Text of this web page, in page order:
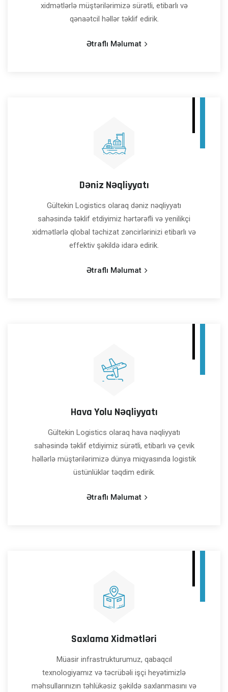
xidmətlərlə müştərilərimizə sürətli, etibarlı və
qənaətcil həllər təklif edirik.
Ətraflı Məlumat
Dəniz Nəqliyyatı
Gültekin Logistics olaraq dəniz nəqliyyatı
sahəsində təklif etdiyimiz hərtərəfli və yenilikçi
xidmətlərlə qlobal təchizat zəncirlərinizi etibarlı və
effektiv şəkildə idarə edirik.
Ətraflı Məlumat
Hava Yolu Nəqliyyatı
Gültekin Logistics olaraq hava nəqliyyatı
sahəsində təklif etdiyimiz sürətli, etibarlı və çevik
həllərlə müştərilərimizə dünya miqyasında logistik
üstünlüklər təqdim edirik.
Ətraflı Məlumat
Saxlama Xidmətləri
Müasir infrastrukturumuz, qabaqcıl
texnologiyamız və təcrübəli işçi heyətimizlə
məhsullarınızın təhlükəsiz şəkildə saxlanmasını və